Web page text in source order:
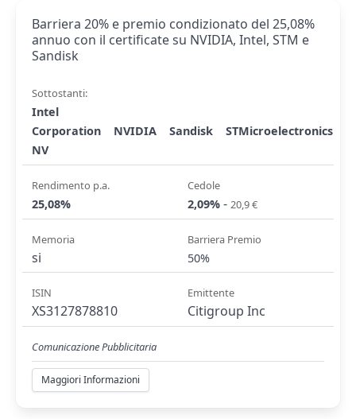
Barriera 20% e premio condizionato del 25,08%
annuo con il certificate su NVIDIA, Intel, STM e
Sandisk
Sottostanti:
Intel
Corporation
NVIDIA Sandisk
STMicroelectronics
NV
Rendimento p.a.
25,08%
Cedole
2,09% - 20,9 €
Memoria
si
Barriera Premio
50%
ISIN
XS3127878810
Emittente
Citigroup Inc
Comunicazione Pubblicitaria
Maggiori Informazioni